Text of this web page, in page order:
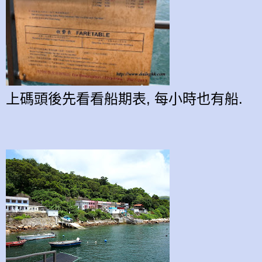
上碼頭後先看看船期表, 每小時也有船.